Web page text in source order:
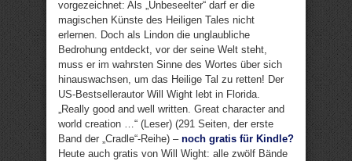
vorgezeichnet: Als „Unbeseelter“ darf er die
magischen Künste des Heiligen Tales nicht
erlernen. Doch als Lindon die unglaubliche
Bedrohung entdeckt, vor der seine Welt steht,
muss er im wahrsten Sinne des Wortes über sich
hinauswachsen, um das Heilige Tal zu retten! Der
US-Bestsellerautor Will Wight lebt in Florida.
„Really good and well written. Great character and
world creation …“ (Leser) (291 Seiten, der erste
Band der „Cradle“-Reihe) – noch gratis für Kindle?
Heute auch gratis von Will Wight: alle zwölf Bände